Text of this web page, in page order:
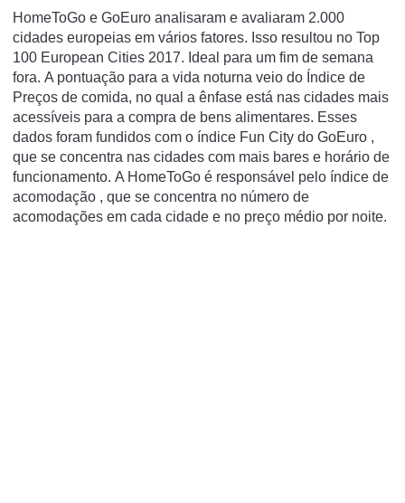
HomeToGo e GoEuro analisaram e avaliaram 2.000
cidades europeias em vários fatores. Isso resultou no Top
100 European Cities 2017. Ideal para um fim de semana
fora. A pontuação para a vida noturna veio do Índice de
Preços de comida, no qual a ênfase está nas cidades mais
acessíveis para a compra de bens alimentares. Esses
dados foram fundidos com o índice Fun City do GoEuro ,
que se concentra nas cidades com mais bares e horário de
funcionamento. A HomeToGo é responsável pelo índice de
acomodação , que se concentra no número de
acomodações em cada cidade e no preço médio por noite.